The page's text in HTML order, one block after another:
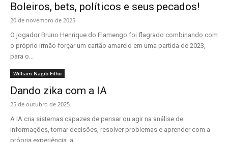
Boleiros, bets, políticos e seus pecados!
20 de novembro de 2025
O jogador Bruno Henrique do Flamengo foi flagrado combinando com
o próprio irmão forçar um cartão amarelo em uma partida de 2023,
para o...
William Nagib Filho
Dando zika com a IA
25 de outubro de 2025
A IA cria sistemas capazes de pensar ou agir na análise de
informações, tomar decisões, resolver problemas e aprender com a
própria experiência, a...